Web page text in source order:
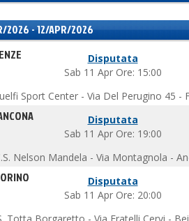
2026 - 12/APR/2026
Disputata
Sab 11 Apr Ore: 15:00
Sport Center - Via Del Perugino 45 -
Disputata
Sab 11 Apr Ore: 19:00
Nelson Mandela - Via Montagnola -
Disputata
Sab 11 Apr Ore: 20:00